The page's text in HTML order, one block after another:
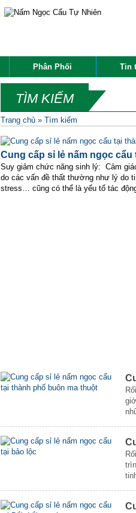
Phân Phối Tin
TÌM KIẾM
Trang chủ » Tìm kiếm
Cung cấp sỉ lẻ nấm ngọc
Suy giảm chức năng sinh lý: Cảm
do các vấn đề thất thường như lý do
stress… cũng có thể là yếu tố tác